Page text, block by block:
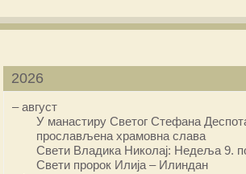
2026
–август
У манастиру Светог Стефана
прослављена храмовна слава
Свети Владика Николај: Недеља 9.
Свети пророк Илија – Илиндан